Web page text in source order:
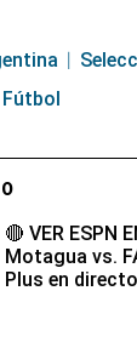
Fútbol
🔴 VER ESPN
Motagua vs.
Plus en directo